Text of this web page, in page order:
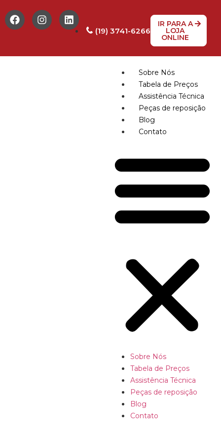
(19) 3741-6266
IR PARA A
LOJA
ONLINE
Sobre Nós
Tabela de Preços
Assistência Técnica
Peças de reposição
Blog
Contato
Sobre Nós
Tabela de Preços
Assistência Técnica
Peças de reposição
Blog
Contato